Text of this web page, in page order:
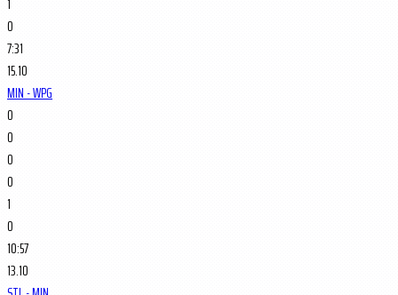
0
7:31
15.10
MIN - WPG
0
0
0
0
1
0
10:57
13.10